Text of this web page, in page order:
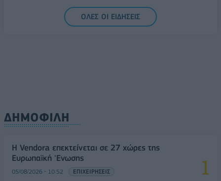
ΟΛΕΣ ΟΙ ΕΙΔΗΣΕΙΣ
ΔΗΜΟΦΙΛΗ
Η Vendora επεκτείνεται σε 27 χώρες της
Ευρωπαϊκή 'Ενωσης
05/08/2026 - 10:52 ΕΠΙΧΕΙΡΗΣΕΙΣ